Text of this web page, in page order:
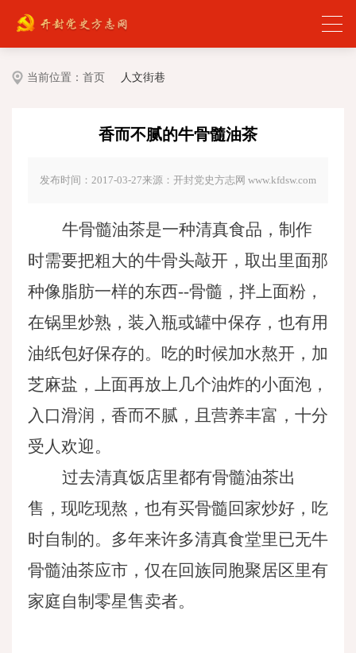
当前位置： 首页 人文街巷
香而不腻的牛骨髓油茶
发布时间：2017-03-27来源：开封党史方志网 www.kfdsw.com
牛骨髓油茶是一种清真食品，制作
时需要把粗大的牛骨头敲开，取出里面那
种像脂肪一样的东西--骨髓，拌上面粉，
在锅里炒熟，装入瓶或罐中保存，也有用
油纸包好保存的。吃的时候加水熬开，加
芝麻盐，上面再放上几个油炸的小面泡，
入口滑润，香而不腻，且营养丰富，十分
受人欢迎。
过去清真饭店里都有骨髓油茶出
售，现吃现熬，也有买骨髓回家炒好，吃
时自制的。多年来许多清真食堂里已无牛
骨髓油茶应市，仅在回族同胞聚居区里有
家庭自制零星售卖者。